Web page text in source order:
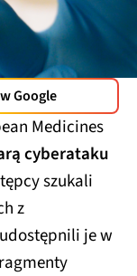
Google
Medicines
cyberataku
szukali
z
je w